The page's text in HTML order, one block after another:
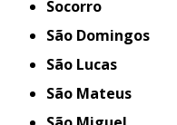
Socorro
São Domingos
São Lucas
São Mateus